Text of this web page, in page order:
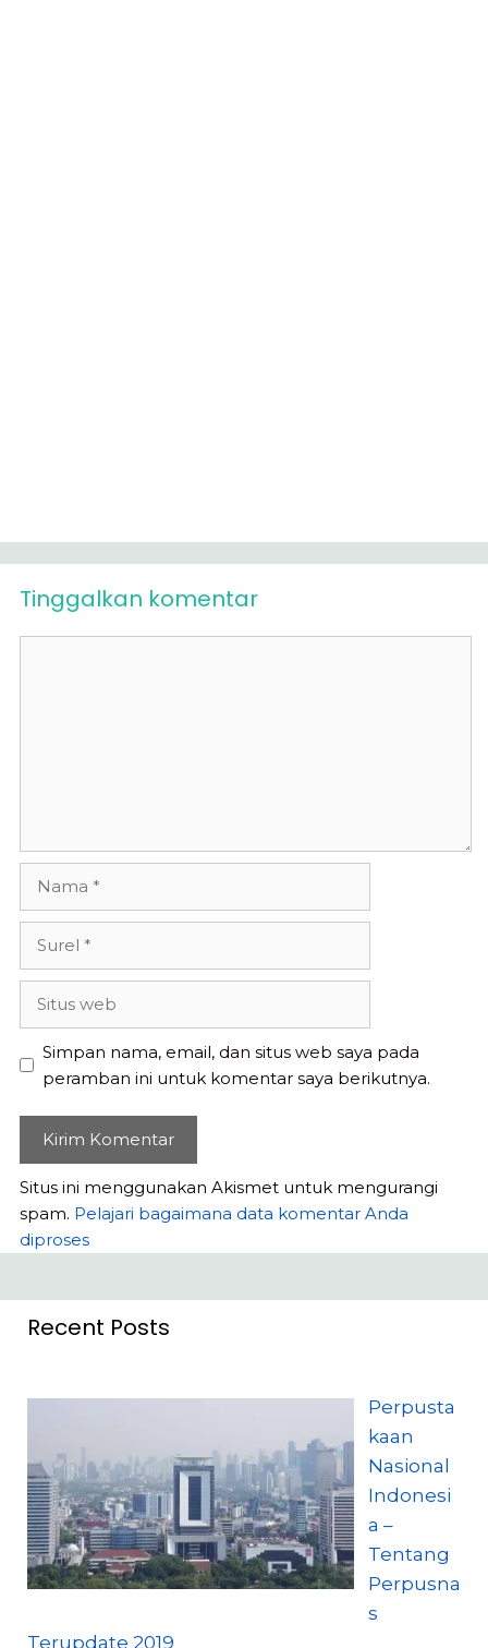
Tinggalkan komentar
Simpan nama, email, dan situs web saya pada
peramban ini untuk komentar saya berikutnya.
Situs ini menggunakan Akismet untuk mengurangi
spam. Pelajari bagaimana data komentar Anda
diproses
Recent Posts
Perpusta
kaan
Nasional
Indonesi
a –
Tentang
Perpusna
s
Terupdate 2019